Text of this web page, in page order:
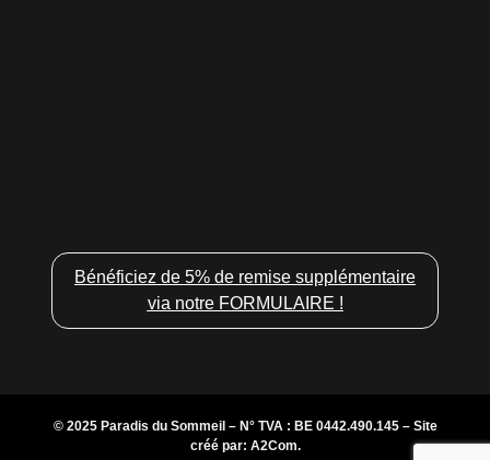
Bénéficiez de 5% de remise supplémentaire
via notre FORMULAIRE !
© 2025 Paradis du Sommeil – N° TVA : BE 0442.490.145 – Site
créé par: A2Com.